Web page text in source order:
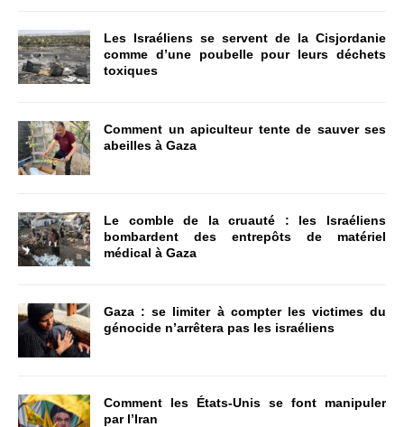
Les Israéliens se servent de la Cisjordanie
comme d’une poubelle pour leurs déchets
toxiques
Comment un apiculteur tente de sauver ses
abeilles à Gaza
Le comble de la cruauté : les Israéliens
bombardent des entrepôts de matériel
médical à Gaza
Gaza : se limiter à compter les victimes du
génocide n’arrêtera pas les israéliens
Comment les États-Unis se font manipuler
par l’Iran